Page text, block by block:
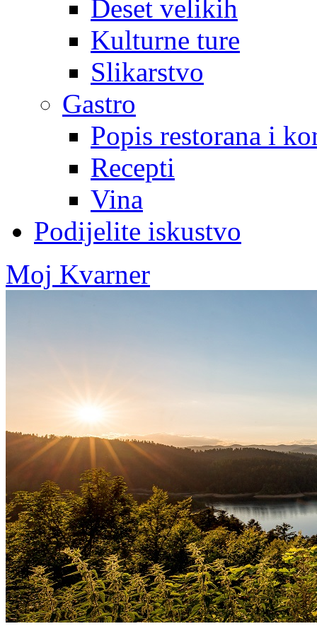
Deset velikih
Kulturne ture
Slikarstvo
Gastro
Popis restorana i
Recepti
Vina
Podijelite iskustvo
Moj Kvarner